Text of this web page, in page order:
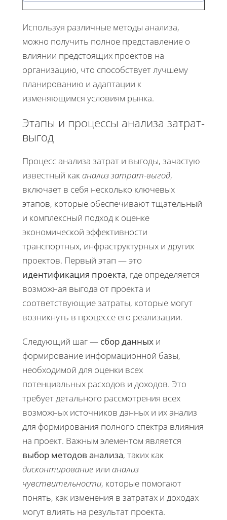
Используя различные методы анализа,
можно получить полное представление о
влиянии предстоящих проектов на
организацию, что способствует лучшему
планированию и адаптации к
изменяющимся условиям рынка.
Этапы и процессы анализа затрат-
выгод
Процесс анализа затрат и выгоды, зачастую
известный как анализ затрат-выгод,
включает в себя несколько ключевых
этапов, которые обеспечивают тщательный
и комплексный подход к оценке
экономической эффективности
транспортных, инфраструктурных и других
проектов. Первый этап — это
идентификация проекта, где определяется
возможная выгода от проекта и
соответствующие затраты, которые могут
возникнуть в процессе его реализации.
Следующий шаг — сбор данных и
формирование информационной базы,
необходимой для оценки всех
потенциальных расходов и доходов. Это
требует детального рассмотрения всех
возможных источников данных и их анализ
для формирования полного спектра влияния
на проект. Важным элементом является
выбор методов анализа, таких как
дисконтирование или анализ
чувствительности, которые помогают
понять, как изменения в затратах и доходах
могут влиять на результат проекта.